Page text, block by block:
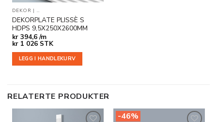
DEKOR | DEKORPLATER OG DEKORFLISER
DEKORPLATE PLISSÈ S
HDPS 9,5X250X2600MM
kr394,6 /m
kr1 026 STK
LEGG I HANDLEKURV
RELATERTE PRODUKTER
-46%